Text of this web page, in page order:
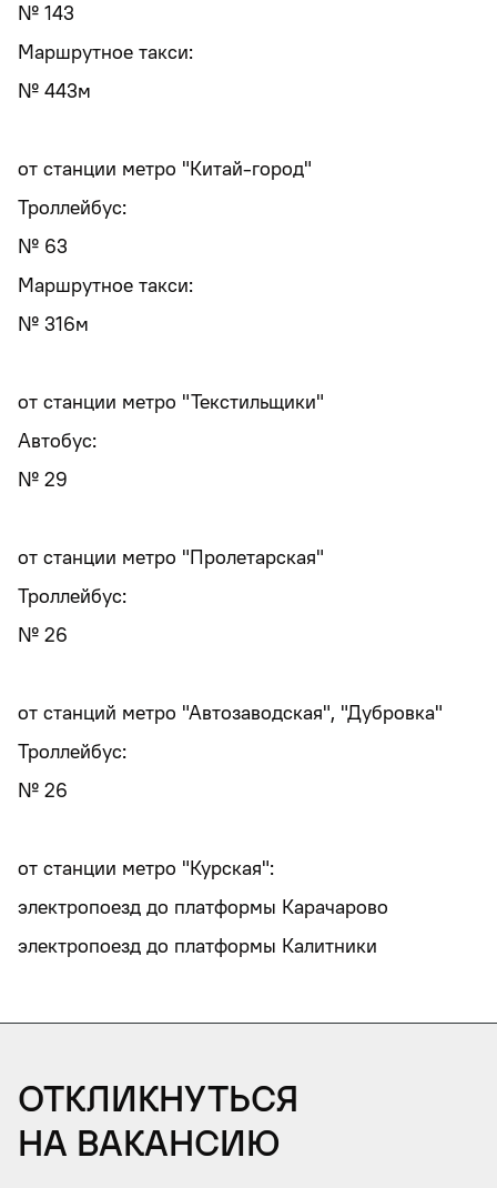
№ 143
Маршрутное такси:
№ 443м
от станции метро "Китай-город"
Троллейбус:
№ 63
Маршрутное такси:
№ 316м
от станции метро "Текстильщики"
Автобус:
№ 29
от станции метро "Пролетарская"
Троллейбус:
№ 26
от станций метро "Автозаводская", "Дубровка"
Троллейбус:
№ 26
от станции метро "Курская":
электропоезд до платформы Карачарово
электропоезд до платформы Калитники
Откликнуться
на вакансию